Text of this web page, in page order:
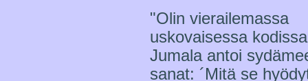
"Olin vierailemassa
uskovaisessa
Jumala antoi
sanat: ´Mitä se